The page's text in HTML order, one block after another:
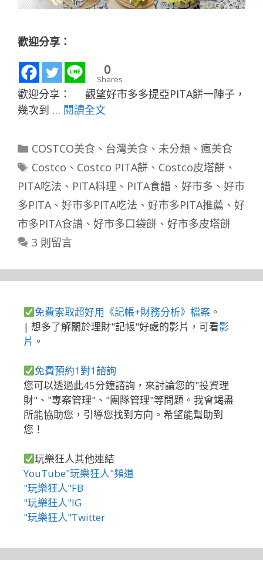
歡迎分享：
0
Shares
歡迎分享： 觀望好市多多提亞PITA餅一陣子，
幾次到 … 閱讀全文
分
類
COSTCO美食、 台灣美食、 未分類、 瘋美食
標
籤
Costco 、 Costco PITA餅、 Costco皮塔餅、
PITA吃法 、 PITA料理 、 PITA食譜 、 好市多 、 好市
多PITA、 好市多PITA吃法 、 好市多PITA推薦 、 好
市多PITA食譜 、 好市多口袋餅 、 好市多皮塔餅
3 則留言
免費索取超好用《記帳+財務分析》檔案 。
| 想多了解關於理財"記帳"好處的影片，可看影
片 。
免費預約1對1諮詢
您可以透過此45分鐘諮詢，來討論您的"投資理
財"、"專案管理"、"團隊管理"等問題。我會竭盡
所能協助您，引導您找到方向。希望能幫助到
您！
玩樂狂人其他連結
YouTube"玩樂狂人"頻道
"玩樂狂人"FB
"玩樂狂人"IG
"玩樂狂人"Twitter